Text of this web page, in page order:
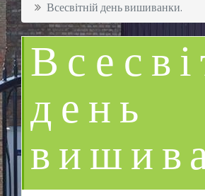
Всесвітній день вишиванки.
день